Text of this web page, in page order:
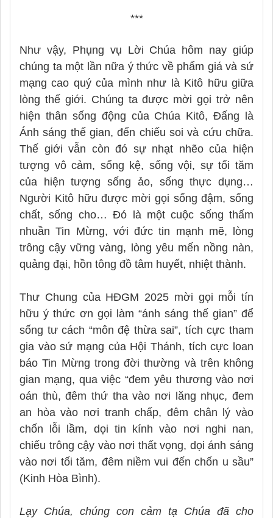
***
Như vậy, Phụng vụ Lời Chúa hôm nay giúp
chúng ta một lần nữa ý thức về phẩm giá và sứ
mạng cao quý của mình như là Kitô hữu giữa
lòng thế giới. Chúng ta được mời gọi trở nên
hiện thân sống động của Chúa Kitô, Đấng là
Ánh sáng thế gian, đến chiếu soi và cứu chữa.
Thế giới vẫn còn đó sự nhạt nhẽo của hiện
tượng vô cảm, sống kệ, sống vội, sự tối tăm
của hiện tượng sống ảo, sống thực dụng…
Người Kitô hữu được mời gọi sống đậm, sống
chất, sống cho… Đó là một cuộc sống thấm
nhuần Tin Mừng, với đức tin mạnh mẽ, lòng
trông cậy vững vàng, lòng yêu mến nồng nàn,
quảng đại, hồn tông đồ tâm huyết, nhiệt thành.
Thư Chung của HĐGM 2025 mời gọi mỗi tín
hữu ý thức ơn gọi làm “ánh sáng thế gian” để
sống tư cách “môn đệ thừa sai”, tích cực tham
gia vào sứ mạng của Hội Thánh, tích cực loan
báo Tin Mừng trong đời thường và trên không
gian mạng, qua việc “đem yêu thương vào nơi
oán thù, đêm thứ tha vào nơi lăng nhục, đem
an hòa vào nơi tranh chấp, đêm chân lý vào
chốn lỗi lầm, dọi tin kính vào nơi nghi nan,
chiếu trông cậy vào nơi thất vọng, dọi ánh sáng
vào nơi tối tăm, đêm niềm vui đến chốn u sầu”
(Kinh Hòa Bình).
Lạy Chúa, chúng con cảm tạ Chúa đã cho